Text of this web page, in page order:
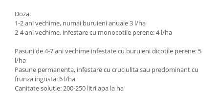
Doza:
1-2 ani vechime, numai buruieni anuale 3 l/ha
2-4 ani vechime, infestare cu monocotile perene: 4 l/ha
Pasuni de 4-7 ani vechime infestate cu buruieni dicotile perene: 5
l/ha
Pasune permanenta, infestare cu cruciulita sau predominant cu
frunza ingusta: 6 l/ha
Canitate solutie: 200-250 litri apa la ha